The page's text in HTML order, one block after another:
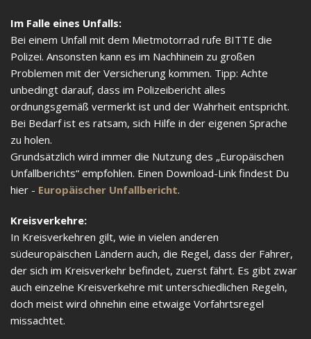
Im Falle eines Unfalls:
Bei einem Unfall mit dem Mietmotorrad rufe BITTE die
Polizei. Ansonsten kann es im Nachhinein zu großen
Problemen mit der Versicherung kommen. Tipp: Achte
unbedingt darauf, dass im Polizeibericht alles
ordnungsgemäß vermerkt ist und der Wahrheit entspricht.
Bei Bedarf ist es ratsam, sich Hilfe in der eigenen Sprache
zu holen.
Grundsätzlich wird immer die Nutzung des „Europäischen
Unfallberichts“ empfohlen. Einen Download-Link findest Du
hier - Europäischer Unfallbericht.
Kreisverkehre:
In Kreisverkehren gilt, wie in vielen anderen
südeuropäischen Ländern auch, die Regel, dass der Fahrer,
der sich im Kreisverkehr befindet, zuerst fährt. Es gibt zwar
auch einzelne Kreisverkehre mit unterschiedlichen Regeln,
doch meist wird ohnehin eine etwaige Vorfahrtsregel
missachtet.